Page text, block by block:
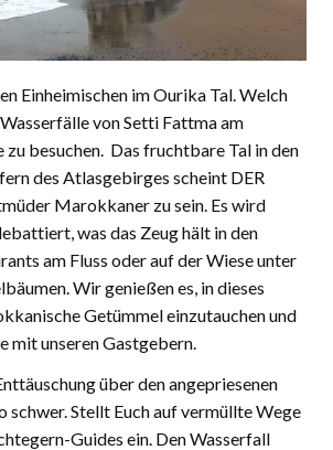
Einheimischen im Ourika Tal. Welch
von Setti Fattma am
besuchen. Das fruchtbare Tal in den
des Atlasgebirges scheint DER
Marokkaner zu sein. Es wird
was das Zeug hält in den
am Fluss oder auf der Wiese unter
Wir genießen es, in dieses
Getümmel einzutauchen und
mit unseren Gastgebern.
über den angepriesenen
schwer. Stellt Euch auf vermüllte Wege
Guides ein. Den Wasserfall